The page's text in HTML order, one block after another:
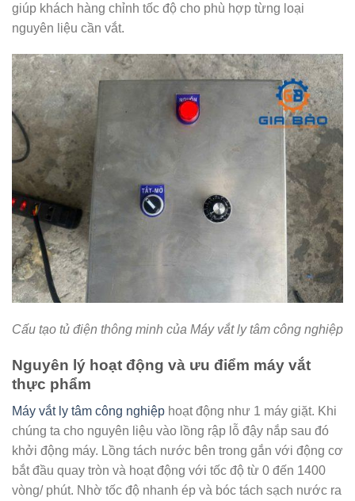
giúp khách hàng chỉnh tốc độ cho phù hợp từng loại
nguyên liệu cần vắt.
Cấu tạo tủ điện thông minh của Máy vắt ly tâm công nghiệp
Nguyên lý hoạt động và ưu điểm máy vắt
thực phẩm
Máy vắt ly tâm công nghiệp hoạt động như 1 máy giặt. Khi
chúng ta cho nguyên liệu vào lồng rập lỗ đậy nắp sau đó
khởi động máy. Lồng tách nước bên trong gắn với động cơ
bắt đầu quay tròn và hoạt động với tốc độ từ 0 đến 1400
vòng/ phút. Nhờ tốc độ nhanh ép và bóc tách sạch nước ra